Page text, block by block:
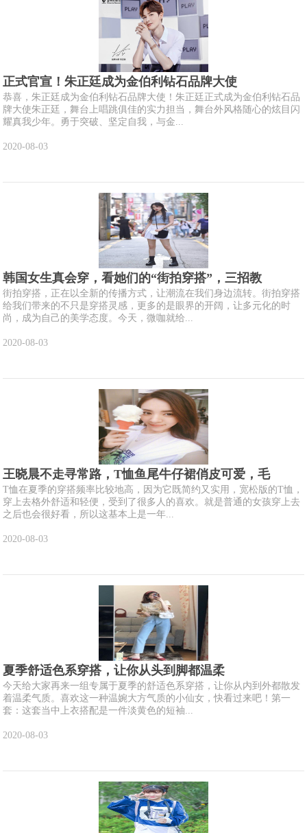
正式官宣！朱正廷成为金伯利钻石品牌大使
恭喜，朱正廷成为金伯利钻石品牌大使！朱正廷正式成为金伯利钻石品
牌大使朱正廷，舞台上唱跳俱佳的实力担当，舞台外风格随心的炫目闪
耀真我少年。勇于突破、坚定自我，与金...
2020-08-03
韩国女生真会穿，看她们的“街拍穿搭”，三招教
街拍穿搭，正在以全新的传播方式，让潮流在我们身边流转。街拍穿搭
给我们带来的不只是穿搭灵感，更多的是眼界的开阔，让多元化的时
尚，成为自己的美学态度。今天，微咖就给...
2020-08-03
王晓晨不走寻常路，T恤鱼尾牛仔裙俏皮可爱，毛
T恤在夏季的穿搭频率比较地高，因为它既简约又实用，宽松版的T恤，
穿上去格外舒适和轻便，受到了很多人的喜欢。就是普通的女孩穿上去
之后也会很好看，所以这基本上是一年...
2020-08-03
夏季舒适色系穿搭，让你从头到脚都温柔
今天给大家再来一组专属于夏季的舒适色系穿搭，让你从内到外都散发
着温柔气质。喜欢这一种温婉大方气质的小仙女，快看过来吧！第一
套：这套当中上衣搭配是一件淡黄色的短袖...
2020-08-03